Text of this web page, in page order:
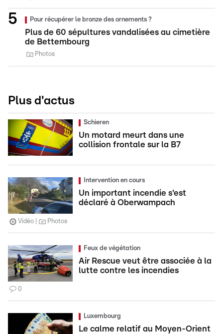
Pour récupérer le bronze des ornements ?
Plus de 60 sépultures vandalisées au cimetière
de Bettembourg
Photos
Plus d'actus
Schieren
Un motard meurt dans une
collision frontale sur la B7
Intervention en cours
Un important incendie s'est
déclaré à Oberwampach
Vidéo Photos
Feux de végétation
Air Rescue veut être associée à la
lutte contre les incendies
0
Luxembourg
Le calme relatif au Moyen-Orient